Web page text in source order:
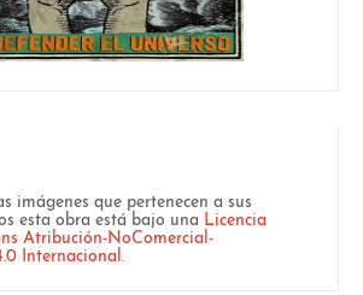
imágenes que pertenecen a sus
esta obra está bajo una Licencia
Atribución-NoComercial-
Internacional.